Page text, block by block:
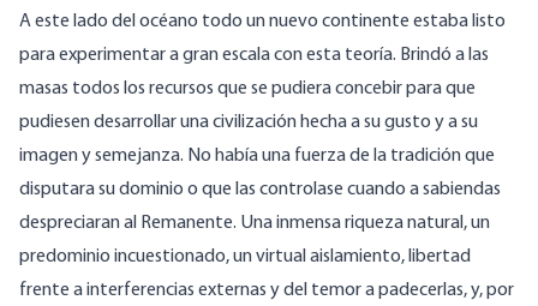
A este lado del océano todo un nuevo continente estaba listo
para experimentar a gran escala con esta teoría. Brindó a las
masas todos los recursos que se pudiera concebir para que
pudiesen desarrollar una civilización hecha a su gusto y a su
imagen y semejanza. No había una fuerza de la tradición que
disputara su dominio o que las controlase cuando a sabiendas
despreciaran al Remanente. Una inmensa riqueza natural, un
predominio incuestionado, un virtual aislamiento, libertad
frente a interferencias externas y del temor a padecerlas, y, por